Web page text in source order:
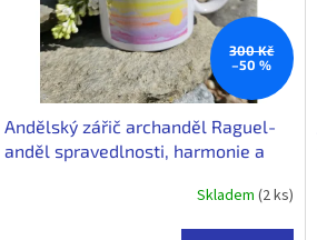
300 Kč
–50 %
Andělský zářič archanděl Raguel-
anděl spravedlnosti, harmonie a
Skladem (2 ks)